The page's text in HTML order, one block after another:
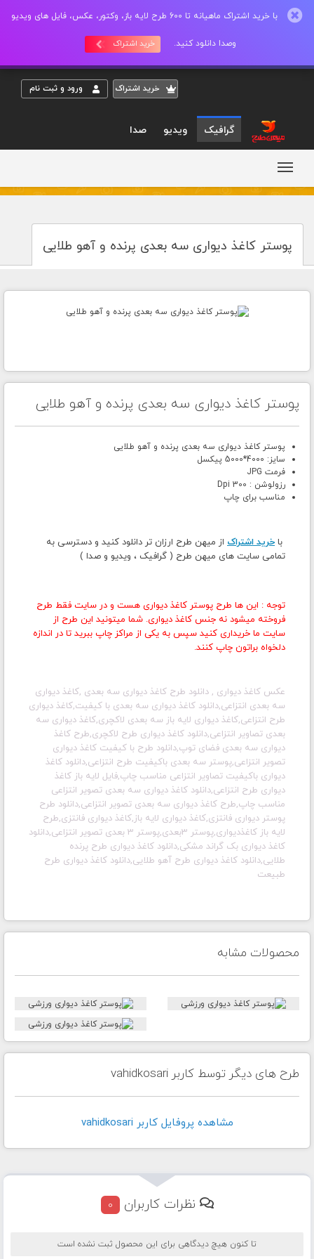
با خرید اشتراک ماهیانه تا 600 طرح لایه باز، وکتور، عکس، فایل های ویدیو
وصدا دانلود کنید. خرید اشتراک
خريد اشتراک ورود و ثبت نام
گرافیک ویدیو صدا
پوستر کاغذ دیواری سه بعدی پرنده و آهو طلایی
پوستر کاغذ دیواری سه بعدی پرنده و آهو طلایی
پوستر کاغذ دیواری سه بعدی پرنده و آهو طلایی
سایز: 4000*5000 پیکسل
فرمت JPG
رزولوشن : 300 Dpi
مناسب برای چاپ
با خرید اشتراک از میهن طرح ارزان تر دانلود کنید و دسترسی به
تمامی سایت های میهن طرح ( گرافیک ، ویدیو و صدا )
توجه : این ها طرح پوستر کاغذ دیواری هست و در سایت فقط طرح
فروخته میشود نه جنس کاغذ دیواری. شما میتونید این طرح از
سایت ما خریداری کنید سپس به یکی از مراکز چاپ ببرید تا در اندازه
دلخواه براتون چاپ کنند.
عکس کاغذ دیواری , دانلود طرح کاغذ دیواری سه بعدی ,کاغذ دیواری
سه بعدی انتزاعی,دانلود کاغذ دیواری سه بعدی با کیفیت,کاغذ دیواری
طرح انتزاعی,کاغذ دیواری لایه باز سه بعدی لاکچری,کاغذ دیواری سه
بعدی تصاویر انتزاعی,دانلود کاغذ دیواری طرح لاکچری,طرح کاغذ
دیواری سه بعدی فضای توپ,دانلود طرح با کیفیت کاغذ دیواری
تصویر انتزاعی,پوستر سه بعدی باکیفیت طرح انتزاعی,دانلود کاغذ
دیواری باکیفیت تصاویر انتزاعی مناسب چاپ,فایل لایه باز کاغذ
دیواری طرح انتزاعی,دانلود کاغذ دیواری سه بعدی تصویر انتزاعی
مناسب چاپ,طرح کاغذ دیواری سه بعدی تصویر انتزاعی,دانلود طرح
پوستر دیواری فانتزی,کاغذ دیواری لایه باز,کاغذ دیواری فانتزی,طرح
لایه باز کاغذدیواری,پوستر 3بعدی,پوستر 3 بعدی تصویر انتزاعی,دانلود
کاغذ دیواری بک گراند مشکی,دانلود کاغذ دیواری طرح پرنده
طلایی,دانلود کاغذ دیواری طرح آهو طلایی,دانلود کاغذ دیواری طرح
طبیعت
محصولات مشابه
طرح های دیگر توسط کاربر vahidkosari
مشاهده پروفايل کاربر vahidkosari
نظرات کاربران 0
تا کنون هیچ دیدگاهی برای این محصول ثبت نشده است